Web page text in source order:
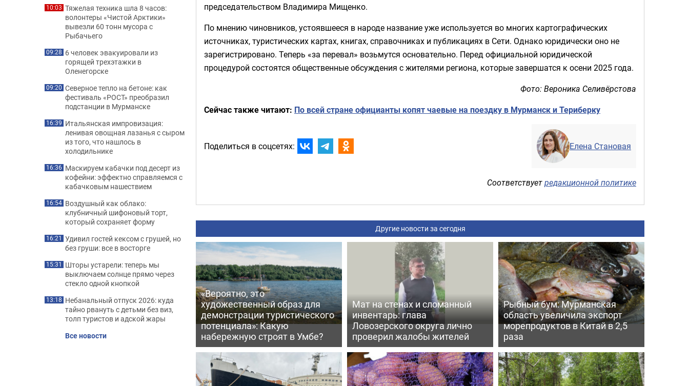
председательством Владимира Мищенко.
По мнению чиновников, устоявшееся в народе название уже используется во многих картографических
источниках, туристических картах, книгах, справочниках и публикациях в Сети. Однако юридически оно не
зарегистрировано. Теперь «за перевал» возьмутся основательно. Перед официальной юридической
процедурой состоятся общественные обсуждения с жителями региона, которые завершатся к осени 2025 года.
Фото: Вероника Селивёрстова
Сейчас также читают: По всей стране официанты копят чаевые на поездку в Мурманск и Териберку
Поделиться в соцсетях: Елена Становая
Соответствуетредакционной политике
Другие новости за сегодня
«Вероятно, это
художественный образ для
демонстрации туристического
потенциала»: Какую
набережную строят в Умбе?
Мат на стенах и сломанный
инвентарь: глава
Ловозерского округа лично
проверил жалобы жителей
Рыбный бум: Мурманская
область увеличила экспорт
морепродуктов в Китай в 2,5
раза
10:03 Тяжелая техника шла 8 часов:
волонтеры «Чистой Арктики»
вывезли 60 тонн мусора с
Рыбачьего
09:28 6 человек эвакуировали из
горящей трехэтажки в
Оленегорске
09:20 Северное тепло на бетоне: как
фестиваль «РОСТ» преобразил
подстанции в Мурманске
16:39 Итальянская импровизация:
ленивая овощная лазанья с сыром
из того, что нашлось в
холодильнике
16:36 Маскируем кабачки под десерт из
кофейни: эффектно справляемся с
кабачковым нашествием
16:54 Воздушный как облако:
клубничный шифоновый торт,
который сохраняет форму
16:21 Удивил гостей кексом с грушей, но
без груши: все в восторге
15:31 Шторы устарели: теперь мы
выключаем солнце прямо через
стекло одной кнопкой
13:18 Небанальный отпуск 2026: куда
тайно рвануть с детьми без виз,
толп туристов и адской жары
Все новости